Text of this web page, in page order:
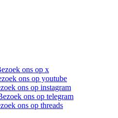
ons op x
ons op youtube
ons op instagram
ons op telegram
ons op threads